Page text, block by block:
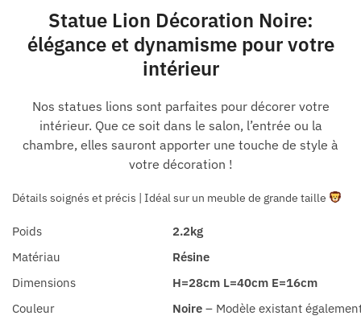
Statue Lion Décoration Noire:
élégance et dynamisme pour votre
intérieur
Nos statues lions sont parfaites pour décorer votre
intérieur. Que ce soit dans le salon, l’entrée ou la
chambre, elles sauront apporter une touche de style à
votre décoration !
Détails soignés et précis | Idéal sur un meuble de grande taille
Poids
2.2kg
Matériau
Résine
Dimensions
H=28cm L=40cm E=16cm
Couleur
Noire – Modèle existant